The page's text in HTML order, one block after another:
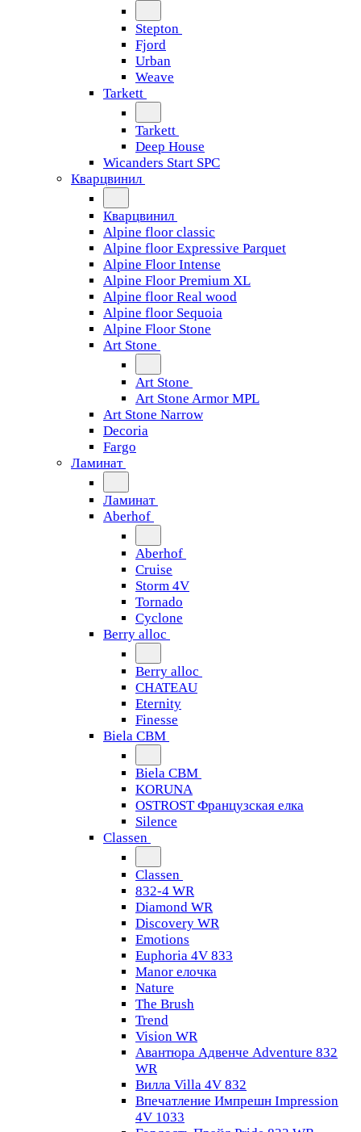
Stepton
Fjord
Urban
Weave
Tarkett
Tarkett
Deep House
Wicanders Start SPC
Кварцвинил
Кварцвинил
Alpine floor classic
Alpine floor Expressive Parquet
Alpine Floor Intense
Alpine Floor Premium XL
Alpine floor Real wood
Alpine floor Sequoia
Alpine Floor Stone
Art Stone
Art Stone
Art Stone Armor MPL
Art Stone Narrow
Decoria
Fargo
Ламинат
Ламинат
Aberhof
Aberhof
Cruise
Storm 4V
Tornado
Сyclone
Berry alloc
Berry alloc
CHATEAU
Eternity
Finesse
Biela CBM
Biela CBM
KORUNA
OSTROST Французская елка
Silence
Classen
Classen
832-4 WR
Diamond WR
Discovery WR
Emotions
Euphoria 4V 833
Manor елочка
Nature
The Brush
Trend
Vision WR
Авантюра Адвенче Adventure 832
WR
Вилла Villa 4V 832
Впечатление Импрешн Impression
4V 1033